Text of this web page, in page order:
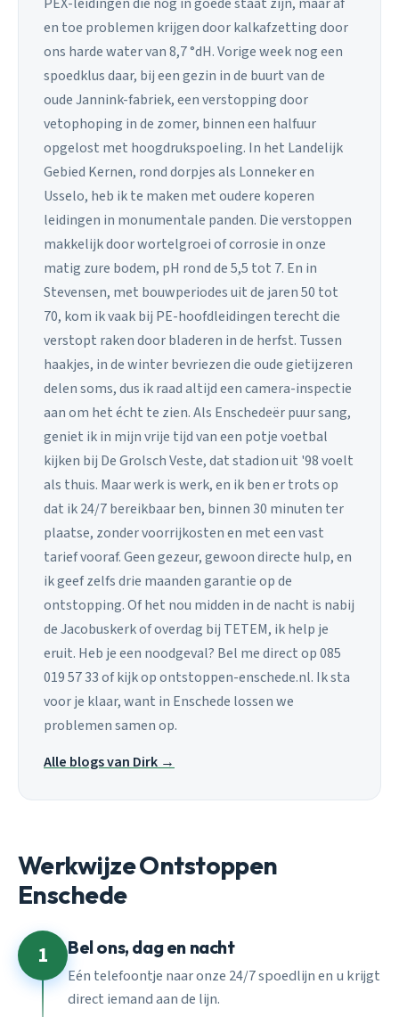
en toe problemen krijgen door kalkafzetting door
ons harde water van 8,7 °dH. Vorige week nog een
spoedklus daar, bij een gezin in de buurt van de
oude Jannink-fabriek, een verstopping door
vetophoping in de zomer, binnen een halfuur
opgelost met hoogdrukspoeling. In het Landelijk
Gebied Kernen, rond dorpjes als Lonneker en
Usselo, heb ik te maken met oudere koperen
leidingen in monumentale panden. Die verstoppen
makkelijk door wortelgroei of corrosie in onze
matig zure bodem, pH rond de 5,5 tot 7. En in
Stevensen, met bouwperiodes uit de jaren 50 tot
70, kom ik vaak bij PE-hoofdleidingen terecht die
verstopt raken door bladeren in de herfst. Tussen
haakjes, in de winter bevriezen die oude gietijzeren
delen soms, dus ik raad altijd een camera-inspectie
aan om het écht te zien. Als Enschedeër puur sang,
geniet ik in mijn vrije tijd van een potje voetbal
kijken bij De Grolsch Veste, dat stadion uit '98 voelt
als thuis. Maar werk is werk, en ik ben er trots op
dat ik 24/7 bereikbaar ben, binnen 30 minuten ter
plaatse, zonder voorrijkosten en met een vast
tarief vooraf. Geen gezeur, gewoon directe hulp, en
ik geef zelfs drie maanden garantie op de
ontstopping. Of het nou midden in de nacht is nabij
de Jacobuskerk of overdag bij TETEM, ik help je
eruit. Heb je een noodgeval? Bel me direct op 085
019 57 33 of kijk op ontstoppen-enschede.nl. Ik sta
voor je klaar, want in Enschede lossen we
problemen samen op.
Alle blogs van Dirk →
Werkwijze Ontstoppen
Enschede
1 Bel ons, dag en nacht
Eén telefoontje naar onze 24/7 spoedlijn en u krijgt
direct iemand aan de lijn.